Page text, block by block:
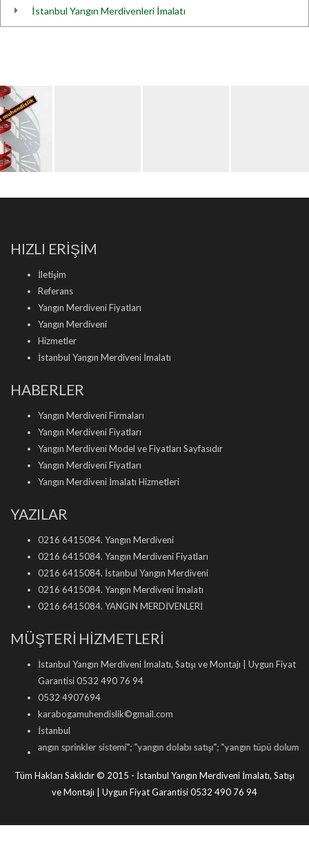
İstanbul Yangın Merdivenleri İmalatı
HIZLI ERİŞİM
İletişim
Referans
Yangın Merdiveni Fiyatları
Yangın Merdiveni
Hizmetler
İstanbul Yangın Merdiveni İmalatı
HABERLER
Yangın Merdiveni Firmaları
Yangın Merdiveni Fiyatları
Yangın Merdiveni Model ve Fiyatları Sayfasıdır
Yangın Merdiveni Fiyatları
Yangın Merdiveni İmalatı Hizmetleri
YAZILAR
0216 6415084. Yangın Merdiveni
0216 6415084. Yangın Merdiveni Fiyatları
0216 6415084. İstanbul Yangın Merdiveni
0216 6415084. Yangın Merdiveni İmalatı
0216 6415084. YANGIN MERDİVENLERİ
MÜŞTERİ HİZMETLERİ
İstanbul Yangın Merdiveni İmalatı, Satışı ve Montajı | Uygun Fiyat
Garantisi 0532 490 76 94
0532 4907694
karabogamuhendislik©gmail.com
İstanbul
sprinkler sistemi"; "yangın dolabı satışı"; "yangın tüpü dolumu"; "yangın
Tüm Hakları Saklıdır © 2015 - İstanbul Yangın Merdiveni İmalatı, Satışı
ve Montajı | Uygun Fiyat Garantisi 0532 490 76 94